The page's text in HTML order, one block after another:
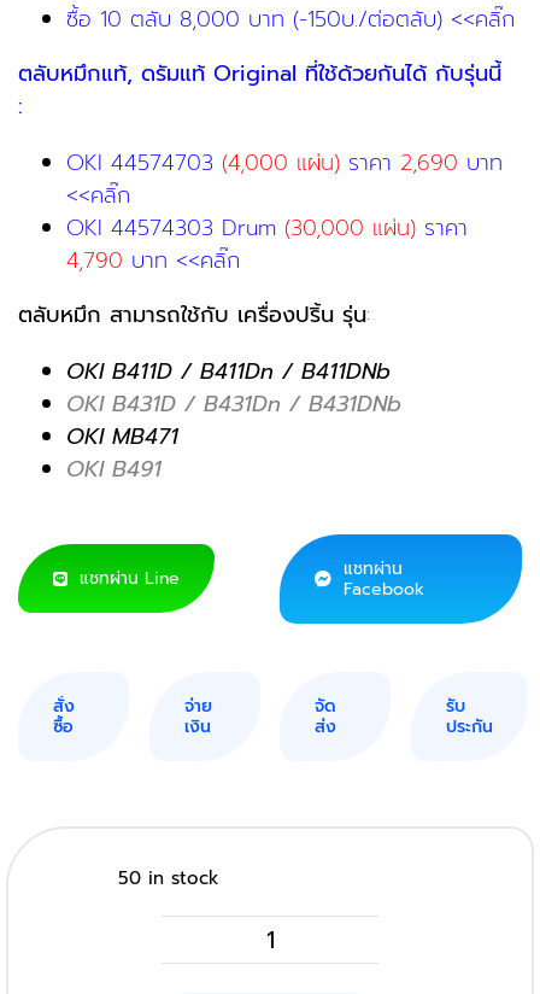
ซื้อ 10 ตลับ 8,000 บาท (-150บ./ต่อตลับ) <<คลิ๊ก
ตลับหมึกแท้, ดรัมแท้ Original ที่ใช้ด้วยกันได้ กับรุ่นนี้
:
OKI 44574703 (4,000 แผ่น)ราคา 2,690 บาท
<<คลิ๊ก
OKI 44574303 Drum (30,000 แผ่น)ราคา
4,790 บาท <<คลิ๊ก
ตลับหมึก สามารถใช้กับ เครื่องปริ้น รุ่น:
OKI B411D / B411Dn / B411DNb
OKI B431D / B431Dn / B431DNb
OKI MB471
OKI B491
แชทผ่าน Line
แชทผ่าน
Facebook
สั่ง
ซื้อ
จ่าย
เงิน
จัด
ส่ง
รับ
ประกัน
50 in stock
OKI